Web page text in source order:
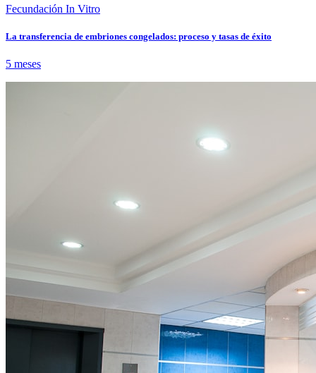
Fecundación In Vitro
La transferencia de embriones congelados: proceso y tasas de éxito
5 meses